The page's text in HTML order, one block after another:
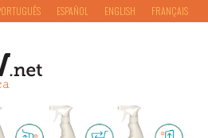
ESPAÑOL ENGLISH FRANÇAIS